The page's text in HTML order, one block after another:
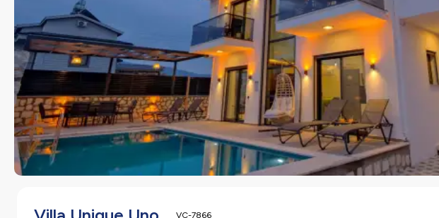
VC-7866